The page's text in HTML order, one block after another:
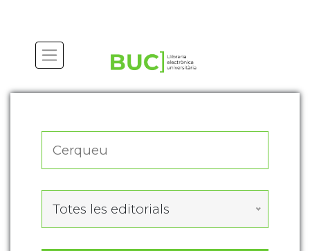
Totes les editorials